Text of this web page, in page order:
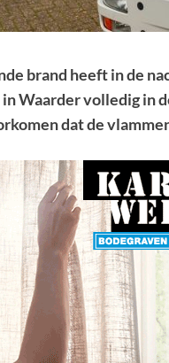
brand heeft in de
Waarder volledig in
dat de